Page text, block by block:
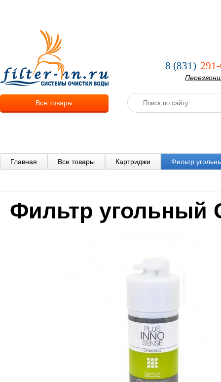
Все товары
8 (831)
Главная Все товары Картриджи Фильтр
Фильтр угольный